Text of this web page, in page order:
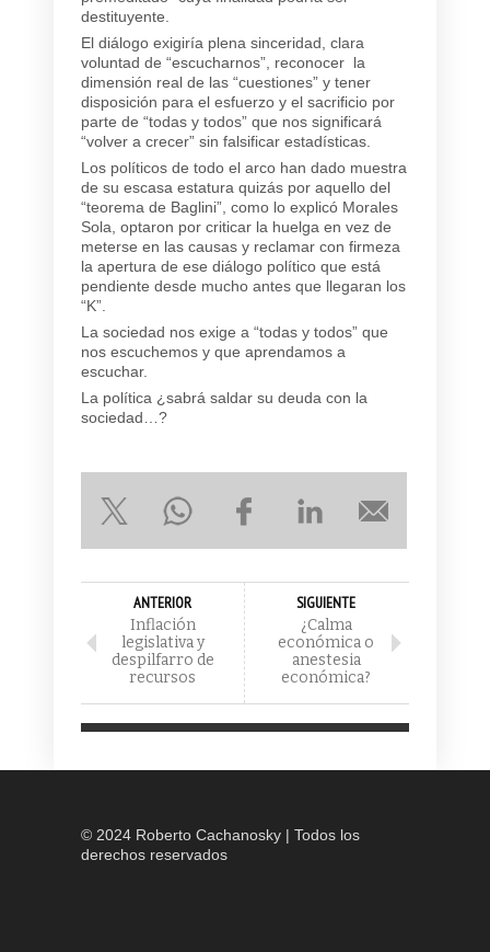
destituyente.
El diálogo exigiría plena sinceridad, clara
voluntad de “escucharnos”, reconocer la
dimensión real de las “cuestiones” y tener
disposición para el esfuerzo y el sacrificio por
parte de “todas y todos” que nos significará
“volver a crecer” sin falsificar estadísticas.
Los políticos de todo el arco han dado muestra
de su escasa estatura quizás por aquello del
“teorema de Baglini”, como lo explicó Morales
Sola, optaron por criticar la huelga en vez de
meterse en las causas y reclamar con firmeza
la apertura de ese diálogo político que está
pendiente desde mucho antes que llegaran los
“K”.
La sociedad nos exige a “todas y todos” que
nos escuchemos y que aprendamos a
escuchar.
La política ¿sabrá saldar su deuda con la
sociedad…?
ANTERIOR
Inflación
legislativa y
despilfarro de
recursos
SIGUIENTE
¿Calma
económica o
anestesia
económica?
© 2024 Roberto Cachanosky | Todos los
derechos reservados